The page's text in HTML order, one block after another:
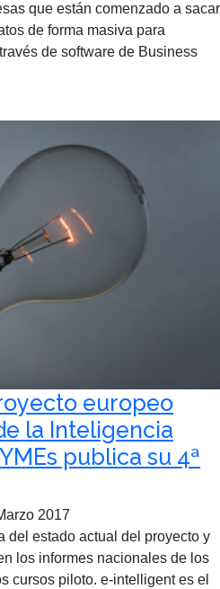
que están comenzado a sacar
de forma masiva para
de software de Business
europeo
la Inteligencia
publica su 4ª
2017
del estado actual del proyecto y
los informes nacionales de los
cursos piloto. e-intelligent es el